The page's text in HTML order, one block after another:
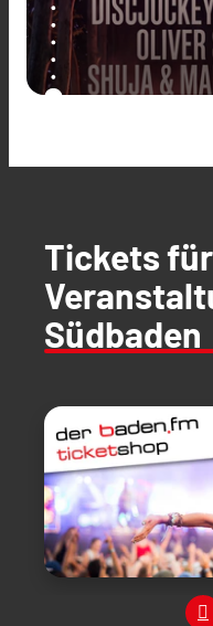
Tickets
Südbaden